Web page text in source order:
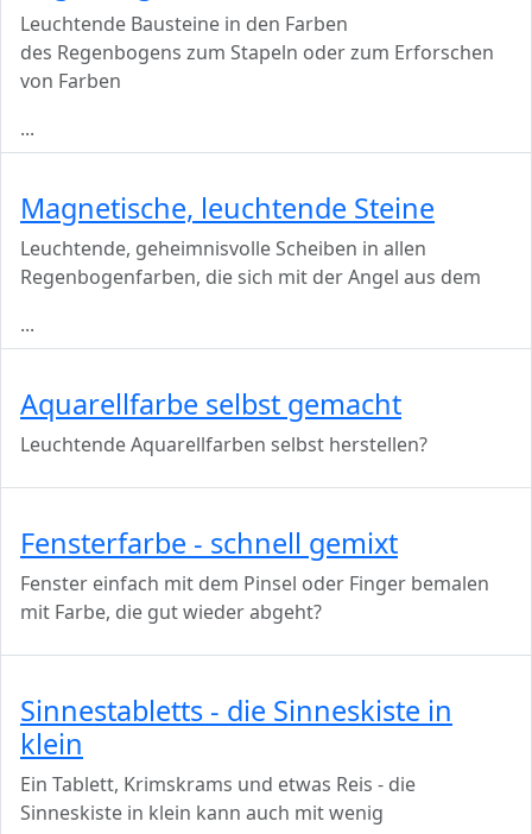
Leuchtende Bausteine in den Farben
des Regenbogens zum Stapeln oder zum Erforschen
von Farben
...
Magnetische, leuchtende Steine
Leuchtende, geheimnisvolle Scheiben in allen
Regenbogenfarben, die sich mit der Angel aus dem
...
Aquarellfarbe selbst gemacht
Leuchtende Aquarellfarben selbst herstellen?
Fensterfarbe - schnell gemixt
Fenster einfach mit dem Pinsel oder Finger bemalen
mit Farbe, die gut wieder abgeht?
Sinnestabletts - die Sinneskiste in
klein
Ein Tablett, Krimskrams und etwas Reis - die
Sinneskiste in klein kann auch mit wenig